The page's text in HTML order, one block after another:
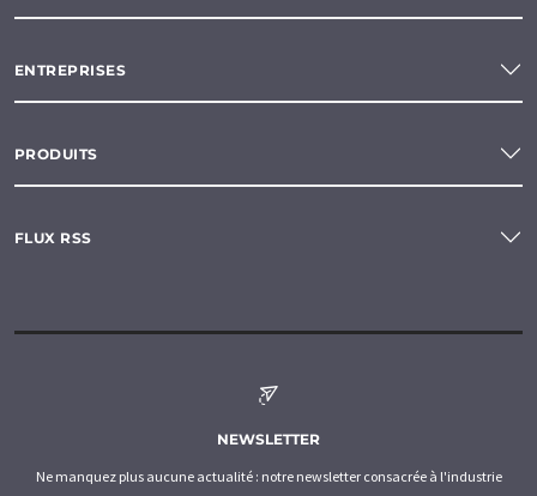
ENTREPRISES
PRODUITS
FLUX RSS
NEWSLETTER
Ne manquez plus aucune actualité : notre newsletter consacrée à l'industrie